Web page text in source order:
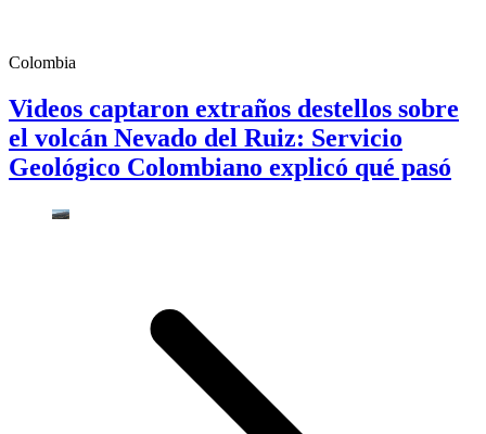
Colombia
Videos captaron extraños destellos sobre
el volcán Nevado del Ruiz: Servicio
Geológico Colombiano explicó qué pasó